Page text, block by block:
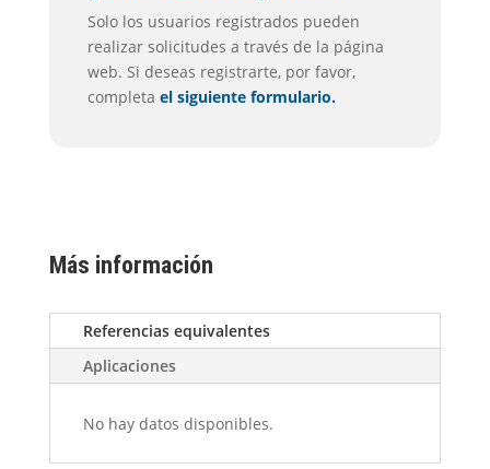
Solo los usuarios registrados pueden
realizar solicitudes a través de la página
web. Si deseas registrarte, por favor,
completa el siguiente formulario.
Más información
Referencias equivalentes
Aplicaciones
No hay datos disponibles.